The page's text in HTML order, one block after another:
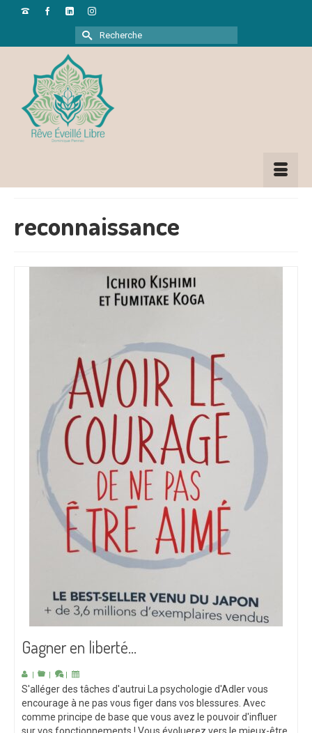
Rechercher :
reconnaissance
Gagner en liberté…
| | |
S'alléger des tâches d'autrui La psychologie d'Adler vous
encourage à ne pas vous figer dans vos blessures. Avec
comme principe de base que vous avez le pouvoir d'influer